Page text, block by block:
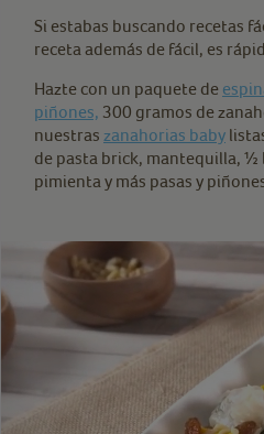
Si estabas buscando recetas
receta además de fácil, es
Hazte con un paquete de
piñones, 300 gramos de
nuestras zanahorias baby
de pasta brick, mantequilla, ½
pimienta y más pasas y